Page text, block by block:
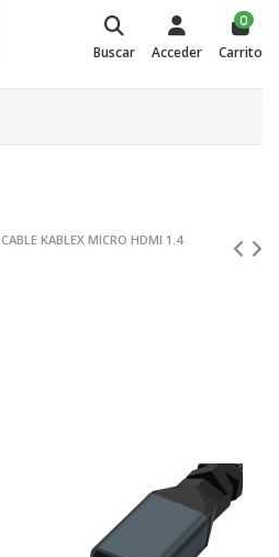
Buscar Acceder
0
Carrito
CABLE KABLEX MICRO HDMI 1.4